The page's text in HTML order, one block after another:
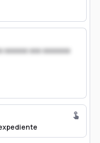
xxxxxx xxx xxxxxxx